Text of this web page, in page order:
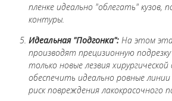
пленке идеально "облегать" кузов,
контуры.
Идеальная "Подгонка": На этом
производят прецизионную
только новые лезвия
обеспечить идеально ровные
риск повреждения лакокрасочного